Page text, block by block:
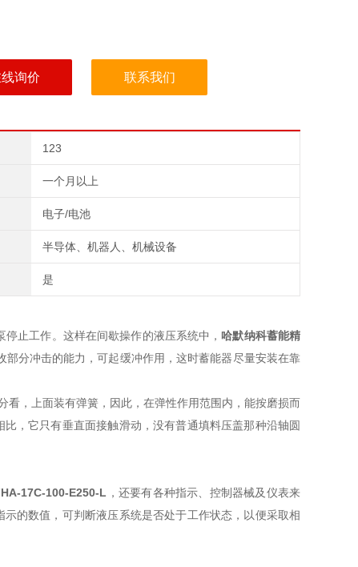
询价 联系我们
123
一个月以上
电子/电池
半导体、机器人、机械设备
是
停止工作。这样在间歇操作的液压系统中，哈默纳科蓄能精
分冲击的能力，可起缓冲作用，这时蓄能器尽量安装在靠
，上面装有弹簧，因此，在弹性作用范围内， 能按磨损而
，它只有垂直面接触滑动，没有普通填料压盖那种沿轴圆
17C-100-E250-L ，还要有各种指示、控制器械及仪表来
的数值，可判断液压系统是否处于工作状态，以便采取相